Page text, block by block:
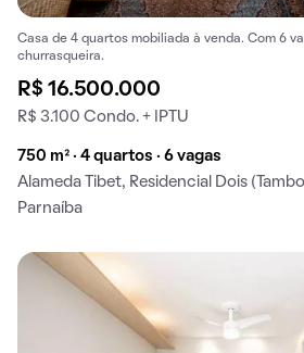
Casa de 4 quartos mobiliada à venda. Com 6
churrasqueira.
R$ 16.500.000
R$ 3.100 Condo. + IPTU
750 m² · 4 quartos · 6 vagas
Alameda Tibet, Residencial Dois
Parnaíba